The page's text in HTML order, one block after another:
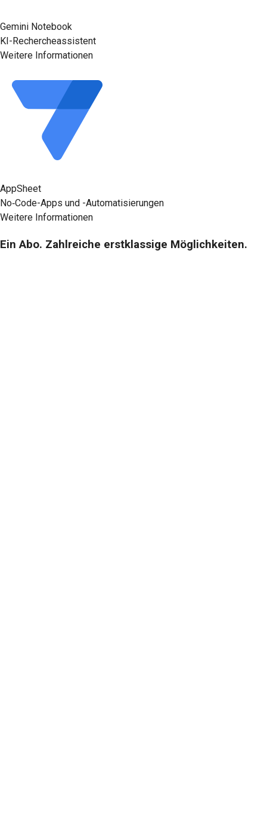
Gemini Notebook
KI-Rechercheassistent
Weitere Informationen
AppSheet
No‑Code-Apps und -Automatisierungen
Weitere Informationen
Ein Abo. Zahlreiche erstklassige Möglichkeiten.